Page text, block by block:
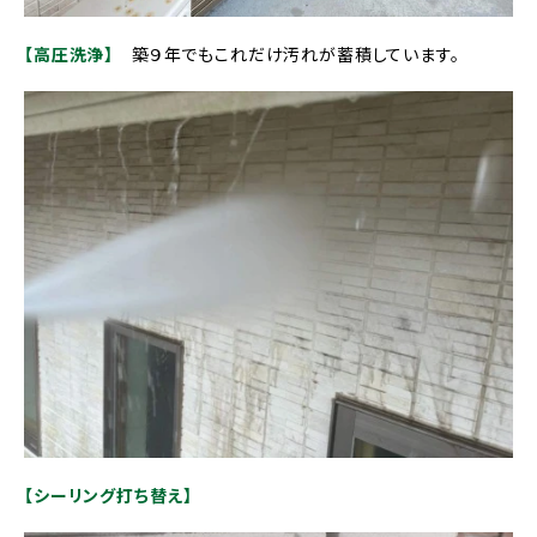
【高圧洗浄】 築９年でもこれだけ汚れが蓄積しています。
【シーリング打ち替え】